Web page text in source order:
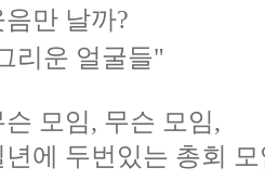
음만 날까?
리운 얼굴들"
슨 모임, 무슨 모임,
년에 두번있는 총회